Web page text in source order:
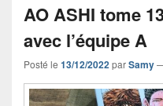
AO ASHI tome
avec l’équipe A
Posté le 13/12/2022parSamy